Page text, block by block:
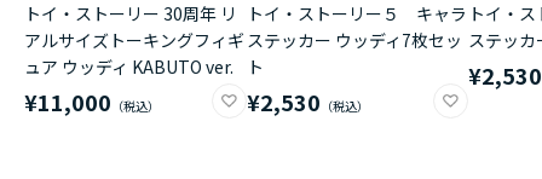
トイ・ストーリー 30周年 リ
アルサイズトーキングフィギ
ュア ウッディ KABUTO ver.
¥11,000
トイ・ストーリー５ キャラ
ステッカー ウッディ7枚セッ
ト
¥2,530
トイ・
ステッカ
¥2,530